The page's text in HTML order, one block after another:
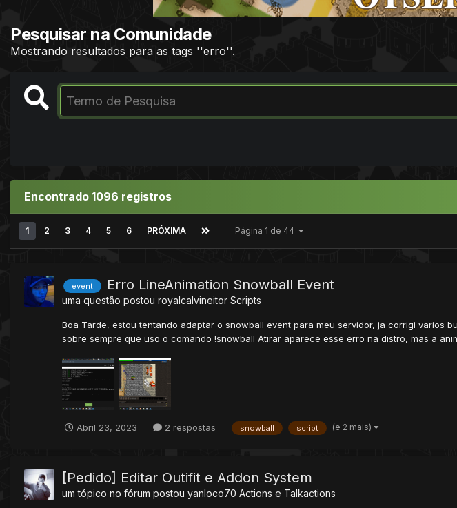
Pesquisar na Comunidade
Mostrando resultados para as tags ''erro''.
Encontrado 1096 registros
1 2 3 4 5 6 PRÓXIMA Página 1 de 44
event Erro LineAnimation Snowball Event
uma questão postou royalcalvineitor Scripts
Boa Tarde, estou tentando adaptar o snowball event para meu servidor, ja corrigi varios
sobre sempre que uso o comando !snowball Atirar aparece esse erro na distro, mas a
Abril 23, 2023 2 respostas snowball script (e 2 mais)
[Pedido] Editar Outifit e Addon System
um tópico no fórum postou yanloco70 Actions e Talkactions